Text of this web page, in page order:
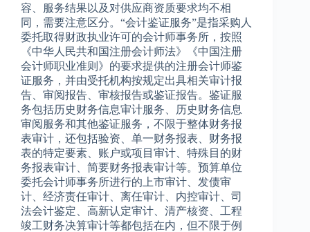
容、服务结果以及对供应商资质要求均不相
同，需要注意区分。“会计鉴证服务”是指采购人
委托取得财政执业许可的会计师事务所，按照
《中华人民共和国注册会计师法》《中国注册
会计师职业准则》的要求提供的注册会计师鉴
证服务，并由受托机构按规定出具相关审计报
告、审阅报告、审核报告或鉴证报告。鉴证服
务包括历史财务信息审计服务、历史财务信息
审阅服务和其他鉴证服务，不限于整体财务报
表审计，还包括验资、单一财务报表、财务报
表的特定要素、账户或项目审计、特殊目的财
务报表审计、简要财务报表审计等。预算单位
委托会计师事务所进行的上市审计、发债审
计、经济责任审计、离任审计、内控审计、司
法会计鉴定、高新认定审计、清产核资、工程
竣工财务决算审计等都包括在内，但不限于例